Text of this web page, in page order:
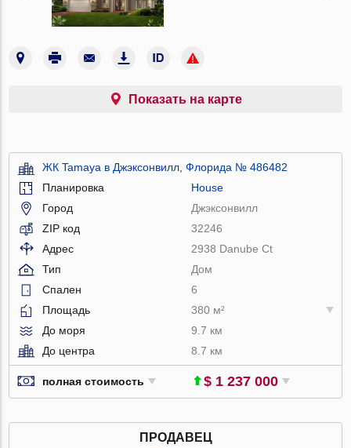
Показать на карте
ЖК Tamaya в Джэксонвилл, Флорида № 486482
Планировка
House
Город
Джэксонвилл
ZIP код
32246
Адрес
2938 Danube Ct
Тип
Дом
Спален
6
Площадь
380 м²
До моря
9.7 км
До центра
8.7 км
полная стоимость $ 1 237 000
ПРОДАВЕЦ